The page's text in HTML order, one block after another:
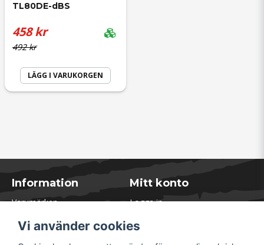
TL80DE-dBS
492 kr
458 kr
LÄGG I VARUKORGEN
Information
Varumärken
Kontakta oss
Mitt konto
Logga in
Glömt lösenord?
Vi använder cookies